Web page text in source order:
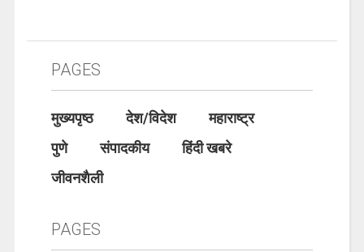
PAGES
मुख्यपृष्ठ देश/विदेश
महाराष्ट्र
पुणे
संपादकीय
हिंदी खबरे
जीवनशैली
PAGES